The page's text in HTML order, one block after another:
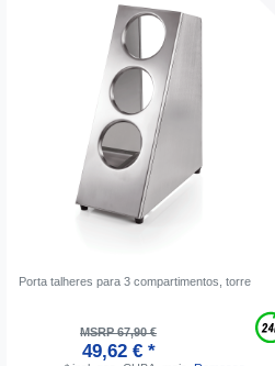
Porta talheres para 3 compartimentos, torre
MSRP 67,90 €
49,62 € *